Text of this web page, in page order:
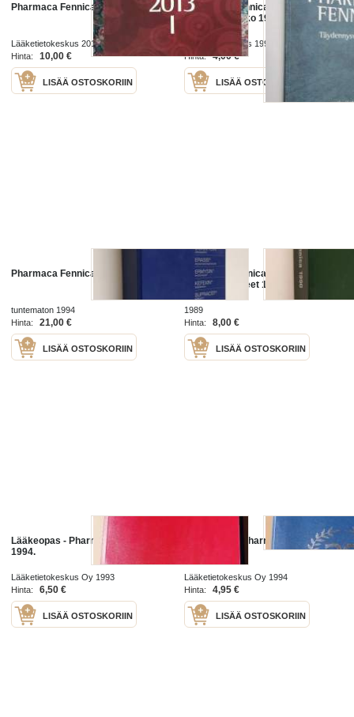
Pharmaca Fennica 2013/1
Lääketietokeskus 2013
Hinta:
10,00 €
LISÄÄ OSTOSKORIIN
Pharmaca Fennica :
täydennysvihko 1998
Lääketietokeskus 1998
Hinta:
4,00 €
LISÄÄ OSTOSKORIIN
Pharmaca Fennica 1994
tuntematon 1994
Hinta:
21,00 €
LISÄÄ OSTOSKORIIN
Pharmaca fennica :
Lääkevalmisteet 1990
1989
Hinta:
8,00 €
LISÄÄ OSTOSKORIIN
Lääkeopas - Pharmaca Fennica,
1994.
Lääketietokeskus Oy 1993
Hinta:
6,50 €
LISÄÄ OSTOSKORIIN
Lääkeopas - Pharmaca Fennica,
Lääketietokeskus Oy 1994
Hinta:
4,95 €
LISÄÄ OSTOSKORIIN